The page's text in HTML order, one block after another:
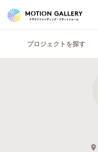
プロジェクトを探す